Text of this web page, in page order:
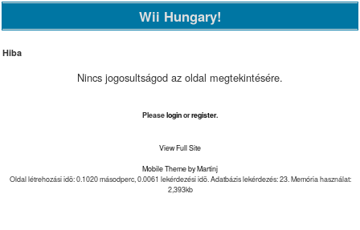
Wii Hungary!
Hiba
Nincs jogosultságod az oldal megtekintésére.
Pleaseloginorregister.
View Full Site
Mobile Theme by Martinj
Oldal létrehozási idõ: 0.1020 másodperc, 0.0061 lekérdezési idõ. Adatbázis lekérdezés: 23. Memória használat:
2,393kb